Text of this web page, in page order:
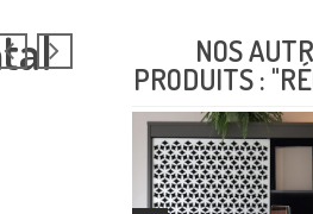
NOS
PRODUITS :